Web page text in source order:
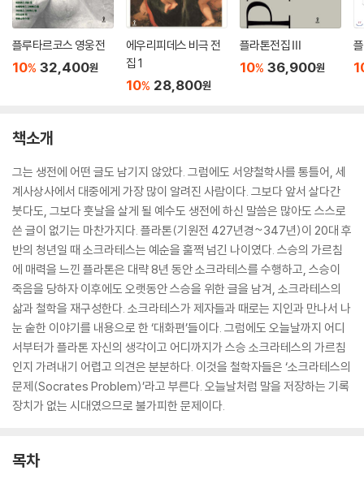
플루타르코스 영웅전
10% 32,400원
에우리피데스 비극 전
집 1
10% 28,800원
플라톤전집 Ⅲ
10% 36,900원
책소개
그는 생전에 어떤 글도 남기지 않았다. 그럼에도 서양철학사를 통틀어, 세
계사상사에서 대중에게 가장 많이 알려진 사람이다. 그보다 앞서 살다간
붓다도, 그보다 훗날을 살게 될 예수도 생전에 하신 말씀은 많아도 스스로
쓴 글이 없기는 마찬가지다. 플라톤(기원전 427년경~347년)이 20대 후
반의 청년일 때 소크라테스는 예순을 훌쩍 넘긴 나이였다. 스승의 가르침
에 매력을 느낀 플라톤은 대략 8년 동안 소크라테스를 수행하고, 스승이
죽음을 당하자 이후에도 오랫동안 스승을 위한 글을 남겨, 소크라테스의
삶과 철학을 재구성한다. 소크라테스가 제자들과 때로는 지인과 만나서 나
눈 숱한 이야기를 내용으로 한 ‘대화편’들이다. 그럼에도 오늘날까지 어디
서부터가 플라톤 자신의 생각이고 어디까지가 스승 소크라테스의 가르침
인지 가려내기 어렵고 의견은 분분하다. 이것을 철학자들은 ‘소크라테스의
문제(Socrates Problem)’라고 부른다. 오늘날처럼 말을 저장하는 기록
장치가 없는 시대였으므로 불가피한 문제이다.
목차